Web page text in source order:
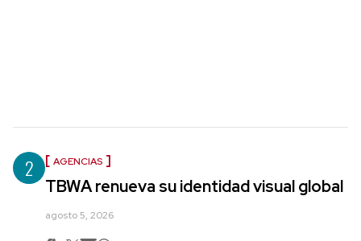
2 AGENCIAS
TBWA renueva su identidad visual global
agosto 5, 2026